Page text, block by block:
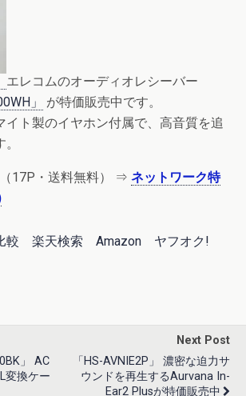
エレコムのオーディオレシーバー
」
が特価販売中です。
イト製のイヤホン付属で、高音質を追
17P・送料無料） ⇒ ネットワーク特
較 楽天検索 Amazon
ヤフオク!
」 AC
変換ケー
Next Post
「HS-AVNIE2P」 濃密な迫力サ
ウンドを再生するAurvana In-
Ear2 Plusが特価販売中